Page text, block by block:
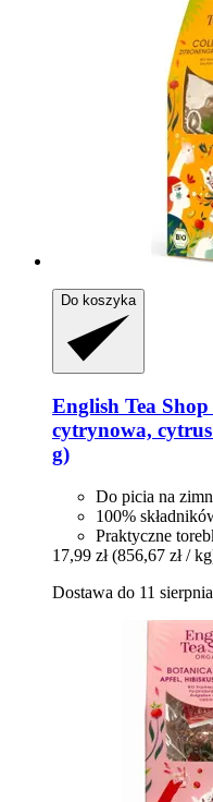
Do koszyka
English Tea Shop
cytrynowa,
g)
Do picia na
100%
Praktyczne
17,99 zł (856,67 zł /
Dostawa do 11 sierpnia